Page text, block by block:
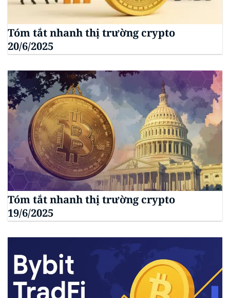
Tóm tắt nhanh thị trường crypto
20/6/2025
Tóm tắt nhanh thị trường crypto
19/6/2025